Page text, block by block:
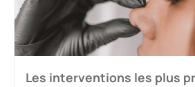
Les interventions les plus